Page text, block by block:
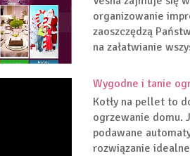
organizowanie
zaoszczędzą
na załatwianie
Wygodne i tanie
Kotły na pellet to
ogrzewanie domu.
podawane
rozwiązanie